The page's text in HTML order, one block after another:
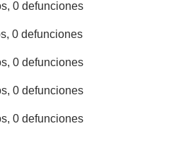
0 defunciones
0 defunciones
0 defunciones
0 defunciones
0 defunciones